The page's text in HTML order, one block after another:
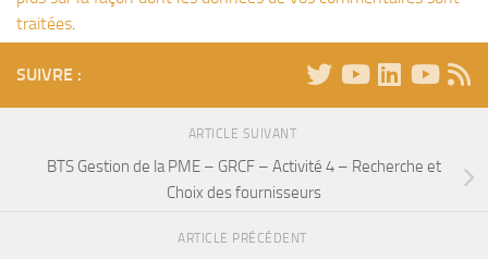
traitées.
SUIVRE :
ARTICLE SUIVANT
BTS Gestion de la PME – GRCF – Activité 4 – Recherche et
Choix des fournisseurs
ARTICLE PRÉCÉDENT